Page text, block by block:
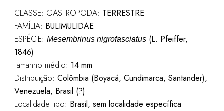
CLASSE: GASTROPODA: TERRESTRE
FAMÍLIA: BULIMULIDAE
ESPÉCIE: Mesembrinus nigrofasciatus(L. Pfeiffer,
1846)
Tamanho médio: 14 mm
Distribuição: Colômbia (Boyacá, Cundimarca, Santander),
Venezuela, Brasil (?)
Localidade tipo: Brasil, sem localidade específica